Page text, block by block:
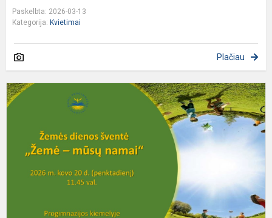
Paskelbta: 2026-03-13
Kategorija: Kvietimai
Plačiau